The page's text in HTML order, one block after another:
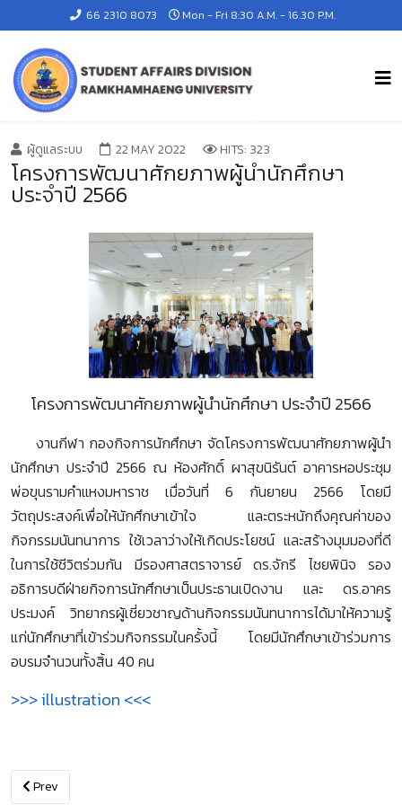
66 2310 8073 Mon - Fri 8:30 A.M. - 16.30 P.M.
ผู้ดูแลระบบ 22 MAY 2022 HITS: 323
โครงการพัฒนาศักยภาพผู้นำนักศึกษา
ประจำปี 2566
โครงการพัฒนาศักยภาพผู้นำนักศึกษา ประจำปี 2566
งานกีฬา กองกิจการนักศึกษา จัดโครงการพัฒนาศักยภาพผู้นำ
นักศึกษา ประจำปี 2566 ณ ห้องศักดิ์ ผาสุขนิรันต์ อาคารหอประชุม
พ่อขุนรามคำแหงมหาราช เมื่อวันที่ 6 กันยายน 2566 โดยมี
วัตถุประสงค์เพื่อให้นักศึกษาเข้าใจ และตระหนักถึงคุณค่าของ
กิจกรรมนันทนาการ ใช้เวลาว่างให้เกิดประโยชน์ และสร้างมุมมองที่ดี
ในการใช้ชีวิตร่วมกัน มีรองศาสตราจารย์ ดร.จักรี ไชยพินิจ รอง
อธิการบดีฝ่ายกิจการนักศึกษาเป็นประธานเปิดงาน และ ดร.อาคร
ประมงค์ วิทยากรผู้เชี่ยวชาญด้านกิจกรรมนันทนาการได้มาให้ความรู้
แก่นักศึกษาที่เข้าร่วมกิจกรรมในครั้งนี้ โดยมีนักศึกษาเข้าร่วมการ
อบรมจำนวนทั้งสิ้น 40 คน
>>> illustration <<<
Previous article: โครงการปฐมนิเทศนักศึกษาวิชาทหาร มหาวิทยาลัยรามคำแ
Prev